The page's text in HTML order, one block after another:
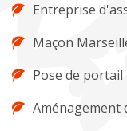
Entreprise
Maçon
Pose de
Aménagement